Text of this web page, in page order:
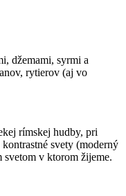
džemami, syrmi a
rytierov (aj vo
rímskej hudby, pri
svety (moderný
svetom v ktorom žijeme.